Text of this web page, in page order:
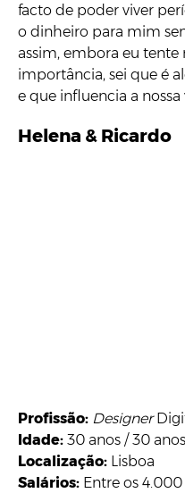
facto de poder viver
o dinheiro para mim
assim, embora eu tente
importância, sei que é
e que influencia a nossa
Helena & Ricardo
Profissão: Designer
Idade: 30 anos / 30 anos
Localização: Lisboa
Salários: Entre os